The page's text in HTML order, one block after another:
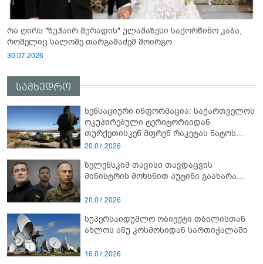
რა ღირს "ზუჰაირ მურადის" ულამაზესი საქორწინო კაბა,
რომელიც სალომე თარგამაძემ მოირგო
30.07.2026
სამხედრო
სენსაციური ინფორმაცია: საქართველოს
ოკუპირებული ტერიტორიიდან
თურქეთისკენ მფრენ რაკეტას ნატოს
სამიტი კინაღამ ჩაუშლია
20.07.2026
ზელენსკიმ თავისი თავდაცვის
მინისტრის მოხსნით პუტინი გაახარა...
20.07.2026
სუპერსაიდუმლო ობიექტი თბილისთან
ახლოს ანუ კოსმოსიდან სართიჭალაში
16.07.2026